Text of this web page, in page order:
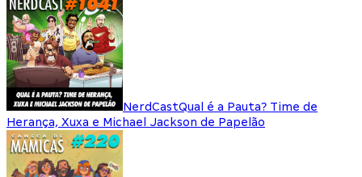
NerdCastQual é a Pauta? Time de
Herança, Xuxa e Michael Jackson de Papelão